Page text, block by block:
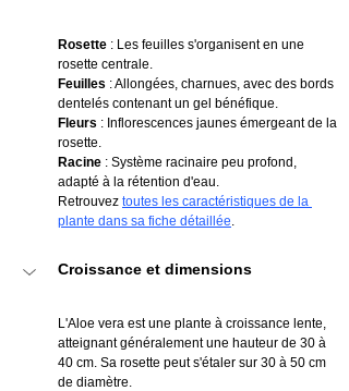
Rosette : Les feuilles s'organisent en une
rosette centrale.
Feuilles : Allongées, charnues, avec des bords
dentelés contenant un gel bénéfique.
Fleurs : Inflorescences jaunes émergeant de la
rosette.
Racine : Système racinaire peu profond,
adapté à la rétention d'eau.
Retrouvez toutes les caractéristiques de la
plante dans sa fiche détaillée.
Croissance et dimensions
L'Aloe vera est une plante à croissance lente,
atteignant généralement une hauteur de 30 à
40 cm. Sa rosette peut s'étaler sur 30 à 50 cm
de diamètre.